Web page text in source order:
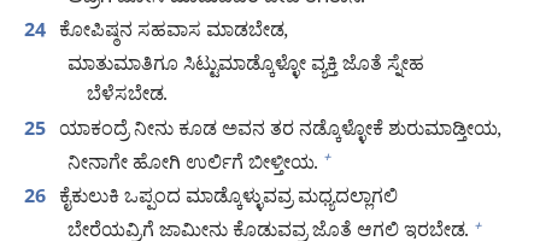
24 ಕೋಪಿಷ್ಠನ ಸಹವಾಸ ಮಾಡಬೇಡ,
ಮಾತುಮಾತಿಗೂ ಸಿಟ್ಟುಮಾಡ್ಕೊಳ್ಳೋ ವ್ಯಕ್ತಿ ಜೊತೆ ಸ್ನೇಹ
ಬೆಳೆಸಬೇಡ.
25 ಯಾಕಂದ್ರೆ ನೀನು ಕೂಡ ಅವನ ತರ ನಡ್ಕೊಳ್ಳೋಕೆ ಶುರುಮಾಡ್ತೀಯ,
ನೀನಾಗೇ ಹೋಗಿ ಉರ್ಲಿಗೆ ಬೀಳ್ತೀಯ. +
26 ಕೈಕುಲುಕಿ ಒಪ್ಪಂದ ಮಾಡ್ಕೊಳ್ಳುವವ್ರ ಮಧ್ಯದಲ್ಲಾಗಲಿ
ಬೇರೆಯವ್ರಿಗೆ ಜಾಮೀನು ಕೊಡುವವ್ರ ಜೊತೆ ಆಗಲಿ ಇರಬೇಡ. +